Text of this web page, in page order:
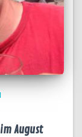
August